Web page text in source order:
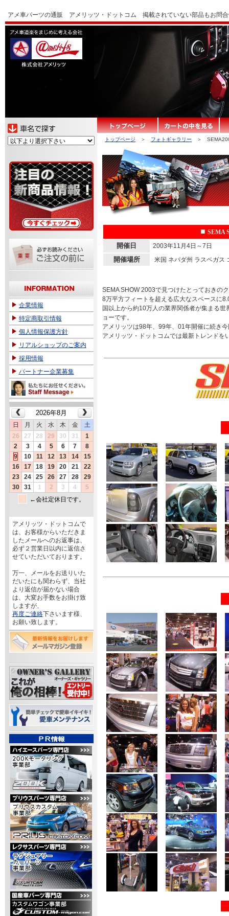
アメ車パーツの通販 アメリッツ・ドットコム 掲載されていない部品もお問
企業情報
特定商取引情報
個人情報保護方針
リアルショップのご案内
採用情報
パートナー企業募集
アメリッツ・ドットコムで
は、お客様からいただきま
したメールへのお返事は、
必ず２営業日以内に返信さ
せていただいております。
万一、メールをお送りいた
だいたにも関わらず、当社
より返信が届かない場合
は、大変お手数をお掛け致
しますが、
再度ご連絡下さいます様、
お願い致します。
トップページ ＞ フォトギャラリー ＞
■ SEMA
開催日 2003年11月4日～7日
開催場所 米国 ネバダ州 ラスベガス
SEMA SHOW 2003で見つけたとっておきの
8万平方フィートを超える広大なスペースに
国以上から約10万人の業界関係者が集まる
ョーです。
アメリッツは98年、99年、01年開催に続き
アメリッツ・ドットコムでは最新トレンドを